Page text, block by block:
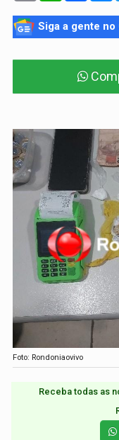
Siga a gente no
Foto: Rondoniaovivo
Receba todas as